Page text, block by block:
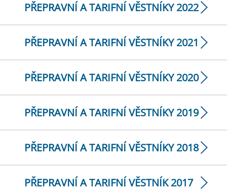
PŘEPRAVNÍ A TARIFNÍ VĚSTNÍKY 2022
PŘEPRAVNÍ A TARIFNÍ VĚSTNÍKY 2021
PŘEPRAVNÍ A TARIFNÍ VĚSTNÍKY 2020
PŘEPRAVNÍ A TARIFNÍ VĚSTNÍKY 2019
PŘEPRAVNÍ A TARIFNÍ VĚSTNÍKY 2018
PŘEPRAVNÍ A TARIFNÍ VĚSTNÍK 2017